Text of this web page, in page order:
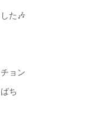
た🎶
ョン
ち